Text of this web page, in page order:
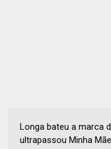
Longa bateu a marca
ultrapassou Minha